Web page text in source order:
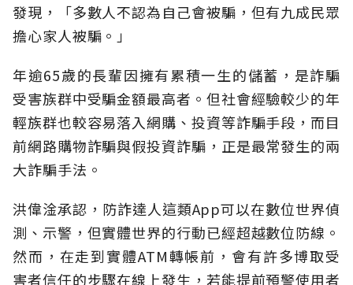
發現，「多數人不認為自己會被騙，但有九成民眾
擔心家人被騙。」
年逾65歲的長輩因擁有累積一生的儲蓄，是詐騙
受害族群中受騙金額最高者。但社會經驗較少的年
輕族群也較容易落入網購、投資等詐騙手段，而目
前網路購物詐騙與假投資詐騙，正是最常發生的兩
大詐騙手法。
洪偉淦承認，防詐達人這類App可以在數位世界偵
測、示警，但實體世界的行動已經超越數位防線。
然而，在走到實體ATM轉帳前，會有許多博取受
害者信任的步驟在線上發生，若能提前預警使用者